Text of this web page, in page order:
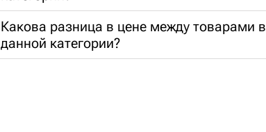
Какова разница в цене между товарами в
данной категории?